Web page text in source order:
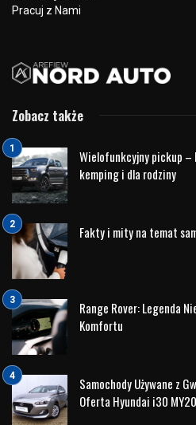
Czy wiesz, że w Polsce umiera
pierwszej pomocy przed
ratowniczych? Wychodząc na
użytkowników ruchu drogowego
Szkolenie z Pierwszej Pomocy,
wraz z zespołem
medycznych. Zajęcia mają na
podejmować decyzje komu i w
od momentu wystąpienia